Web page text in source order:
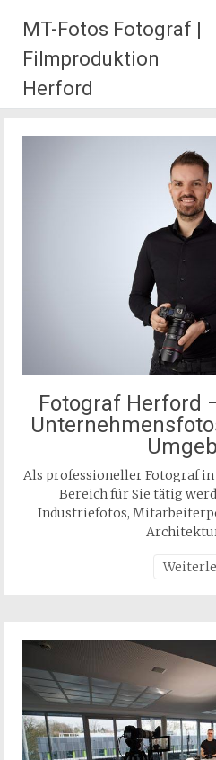
Inhalt
springen
MT-Fotos Fotograf |
Filmproduktion
Herford
Fotograf Herford
Als professioneller Fotograf
Bereich für Sie tätig
Industriefotos,